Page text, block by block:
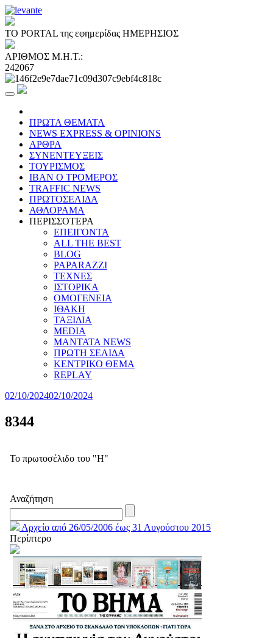
ΤΟ PORTAL της εφημερίδας ΗΜΕΡΗΣΙΟΣ
ΑΡΙΘΜΟΣ Μ.Η.Τ.:
242067
ΠΡΩΤΑ ΘΕΜΑΤΑ
NEWS EXPRESS & OPINIONS
ΑΡΘΡΑ
ΣΥΝΕΝΤΕΥΞΕΙΣ
ΤΟΥΡΙΣΜΟΣ
ΙΒΑΝ Ο ΤΡΟΜΕΡΟΣ
TRAFFIC NEWS
ΠΡΩΤΟΣΕΛΙΔΑ
ΑΘΛΟΡΑΜΑ
ΠΕΡΙΣΣΟΤΕΡΑ
ΕΠΕΙΓΟΝΤΑ
ALL THE BEST
BLOG
PAPARAZZI
ΤΕΧΝΕΣ
ΙΣΤΟΡΙΚΑ
ΟΜΟΓΕΝΕΙΑ
ΙΘΑΚΗ
ΤΑΞΙΔΙΑ
MEDIA
MANTATA NEWS
ΠΡΩΤΗ ΣΕΛΙΔΑ
ΚΕΝΤΡΙΚΟ ΘΕΜΑ
REPLAY
02/10/202402/10/2024
8344
Το πρωτοσέλιδο του "Η"
Αναζήτηση
Αρχείο από 26/05/2006 έως 31 Αυγούστου 2015
Περίπτερο